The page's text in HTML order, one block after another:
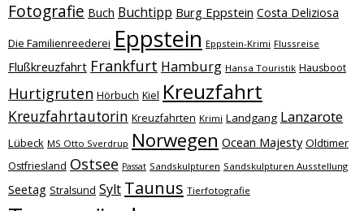
Fotografie Buch Buchtipp Burg Eppstein Costa Deliziosa
Die Familienreederei Eppstein Eppstein-Krimi Flussreise
Flußkreuzfahrt Frankfurt Hamburg Hansa Touristik Hausboot
Hurtigruten Hörbuch Kiel Kreuzfahrt
Kreuzfahrtautorin Kreuzfahrten Krimi Landgang Lanzarote
Lübeck MS Otto Sverdrup Norwegen Ocean Majesty Oldtimer
Ostfriesland Ostsee Passat Sandskulpturen Sandskulpturen Ausstellung
Seetag Stralsund Sylt Taunus Tierfotografie